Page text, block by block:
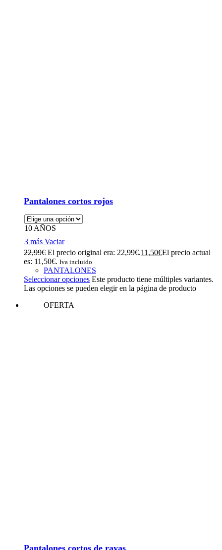
Pantalones cortos rojos
10 AÑOS
3 más Vaciar
22,99€ El precio original era: 22,99€.11,50€El precio actual
es: 11,50€. Iva incluido
PANTALONES
Seleccionar opciones Este producto tiene múltiples variantes.
Las opciones se pueden elegir en la página de producto
OFERTA
Pantalones cortos de rayas